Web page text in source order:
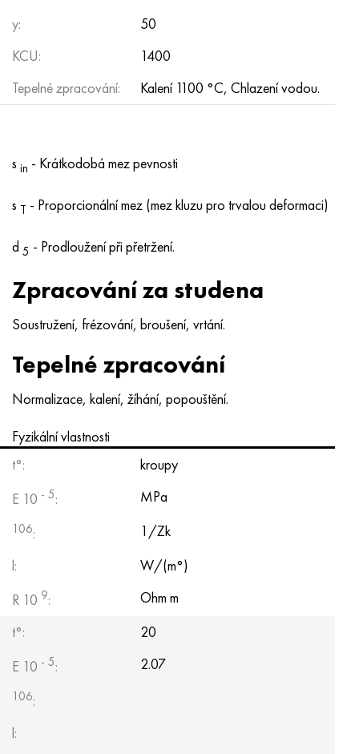
y:
50
KCU:
1400
Tepelné zpracování:
Kalení 1100 °C, Chlazení vodou.
s in - Krátkodobá mez pevnosti
s T - Proporcionální mez (mez kluzu pro trvalou deformaci)
d 5 - Prodloužení při přetržení.
Zpracování za studena
Soustružení, frézování, broušení, vrtání.
Tepelné zpracování
Normalizace, kalení, žíhání, popouštění.
Fyzikální vlastnosti
t°:
kroupy
E 10 - 5: MPa
106:
1/Zk
l:
W/(m°)
R 10 9:
Ohm m
t°:
20
E 10 - 5: 2.07
106:
l:
Hastelloy C2000
Hastelloy 3
Udimet 500
Udimet 720
45X, 45h, 1,7035
45HN2MFA, k2425, 45hnmf